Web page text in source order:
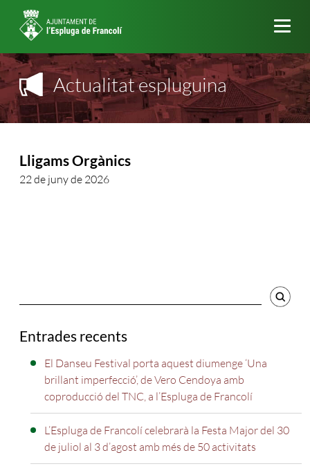
Actualitat espluguina
Lligams Orgànics
22 de juny de 2026
Cercador
Entrades recents
El Danseu Festival porta aquest diumenge ‘Una
brillant imperfecció’, de Vero Cendoya amb
coproducció del TNC, a l’Espluga de Francolí
L’Espluga de Francolí celebrarà la Festa Major del 30
de juliol al 3 d’agost amb més de 50 activitats